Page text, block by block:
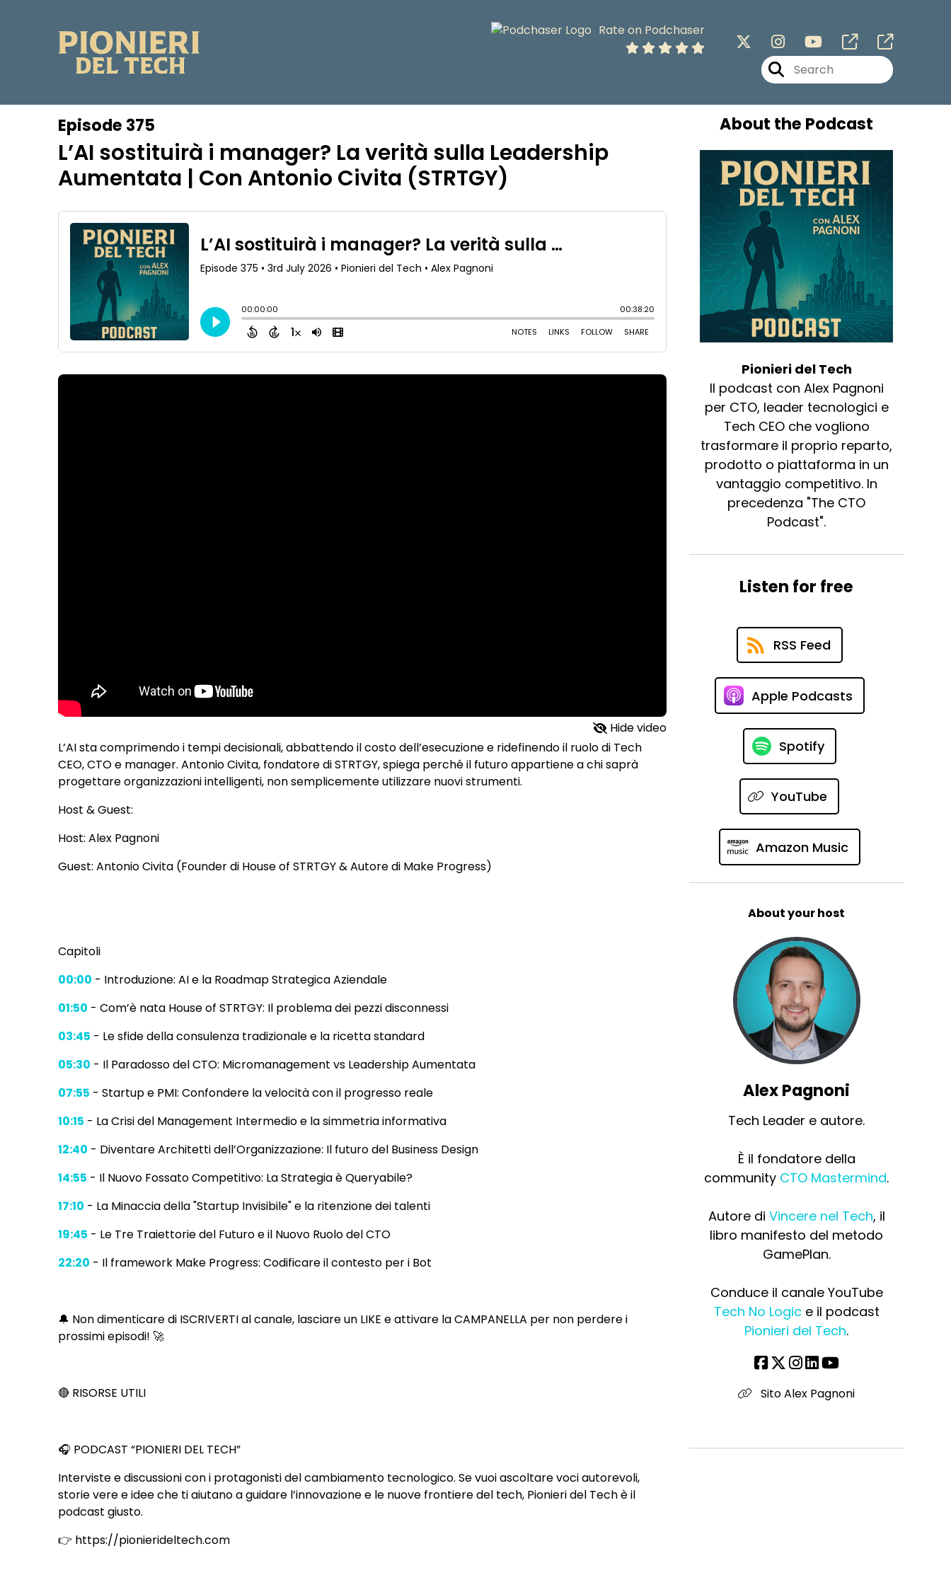
Rate on Podchaser
Episode 375
L’AI sostituirà i manager? La verità sulla Leadership
Aumentata | Con Antonio Civita (STRTGY)
Hide video
L’AI sta comprimendo i tempi decisionali, abbattendo il costo dell’esecuzione e ridefinendo il ruolo di Tech
CEO, CTO e manager. Antonio Civita, fondatore di STRTGY, spiega perché il futuro appartiene a chi saprà
progettare organizzazioni intelligenti, non semplicemente utilizzare nuovi strumenti.
Host & Guest:
Host: Alex Pagnoni
Guest: Antonio Civita (Founder di House of STRTGY & Autore di Make Progress)
Capitoli
00:00 - Introduzione: AI e la Roadmap Strategica Aziendale
01:50 - Com’è nata House of STRTGY: Il problema dei pezzi disconnessi
03:45 - Le sfide della consulenza tradizionale e la ricetta standard
05:30 - Il Paradosso del CTO: Micromanagement vs Leadership Aumentata
07:55 - Startup e PMI: Confondere la velocità con il progresso reale
10:15 - La Crisi del Management Intermedio e la simmetria informativa
12:40 - Diventare Architetti dell’Organizzazione: Il futuro del Business Design
14:55 - Il Nuovo Fossato Competitivo: La Strategia è Queryabile?
17:10 - La Minaccia della "Startup Invisibile" e la ritenzione dei talenti
19:45 - Le Tre Traiettorie del Futuro e il Nuovo Ruolo del CTO
22:20 - Il framework Make Progress: Codificare il contesto per i Bot
🔔 Non dimenticare di ISCRIVERTI al canale, lasciare un LIKE e attivare la CAMPANELLA per non perdere i
prossimi episodi! 🚀
🔴 RISORSE UTILI
🎧 PODCAST “PIONIERI DEL TECH”
Interviste e discussioni con i protagonisti del cambiamento tecnologico. Se vuoi ascoltare voci autorevoli,
storie vere e idee che ti aiutano a guidare l’innovazione e le nuove frontiere del tech, Pionieri del Tech è il
podcast giusto.
👉 https://pionierideltech.com
About the Podcast
Pionieri del Tech
Il podcast con Alex Pagnoni
per CTO, leader tecnologici e
Tech CEO che vogliono
trasformare il proprio reparto,
prodotto o piattaforma in un
vantaggio competitivo. In
precedenza "The CTO
Podcast".
Listen for free
RSS Feed
Apple Podcasts
Spotify
YouTube
Amazon Music
About your host
Alex Pagnoni
Tech Leader e autore.
È il fondatore della
community CTO Mastermind.
Autore di Vincere nel Tech, il
libro manifesto del metodo
GamePlan.
Conduce il canale YouTube
Tech No Logic e il podcast
Pionieri del Tech.
Sito Alex Pagnoni